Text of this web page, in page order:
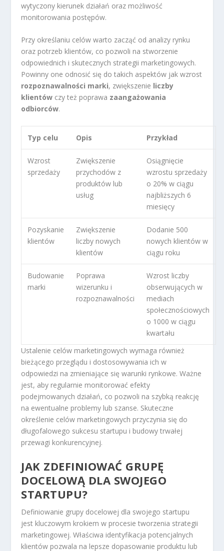
wytyczony kierunek działań oraz możliwość
monitorowania postępów.
Przy określaniu celów warto zacząć od analizy rynku
oraz potrzeb klientów, co pozwoli na stworzenie
odpowiednich i skutecznych strategii marketingowych.
Powinny one odnosić się do takich aspektów jak wzrost
rozpoznawalności marki, zwiększenie liczby
klientów czy też poprawa zaangażowania
odbiorców.
Typ celu Opis Przykład
Wzrost
sprzedaży
Zwiększenie
przychodów z
produktów lub
usług
Osiągnięcie
wzrostu sprzedaży
o 20% w ciągu
najbliższych 6
miesięcy
Pozyskanie
klientów
Zwiększenie
liczby nowych
klientów
Dodanie 500
nowych klientów w
ciągu roku
Budowanie
marki
Poprawa
wizerunku i
rozpoznawalności
Wzrost liczby
obserwujących w
mediach
społecznościowych
o 1000 w ciągu
kwartału
Ustalenie celów marketingowych wymaga również
bieżącego przeglądu i dostosowywania ich w
odpowiedzi na zmieniające się warunki rynkowe. Ważne
jest, aby regularnie monitorować efekty
podejmowanych działań, co pozwoli na szybką reakcję
na ewentualne problemy lub szanse. Skuteczne
określenie celów marketingowych przyczynia się do
długofalowego sukcesu startupu i budowy trwałej
przewagi konkurencyjnej.
JAK ZDEFINIOWAĆ GRUPĘ
DOCELOWĄ DLA SWOJEGO
STARTUPU?
Definiowanie grupy docelowej dla swojego startupu
jest kluczowym krokiem w procesie tworzenia strategii
marketingowej. Właściwa identyfikacja potencjalnych
klientów pozwala na lepsze dopasowanie produktu lub